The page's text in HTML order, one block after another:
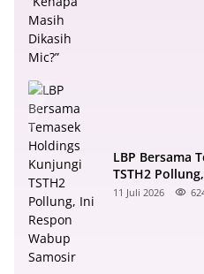
LBP Bersama
TSTH2
Samosir
11 Juli 2026